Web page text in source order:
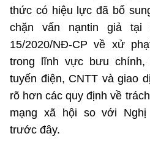
thức có hiệu lực đã bổ
chặn vấn nạntin giả tại
15/2020/NĐ-CP về xử
trong lĩnh vực bưu
tuyến điện, CNTT và giao
rõ hơn các quy định về
mạng xã hội so với Nghị
trước đây.